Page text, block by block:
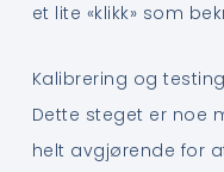
et lite «klikk» som
Kalibrering og
Dette steget er noe
helt avgjørende for